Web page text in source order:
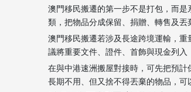
澳門移民搬遷的第一步不是打包，而
類，把物品分成保留、捐贈、轉售及丟
澳門移民搬遷若涉及長途跨境運輸，
議將重要文件、證件、首飾與現金列入
在與中港速洲搬屋對接時，可先把預
長期不用、但又捨不得丟棄的物品，可